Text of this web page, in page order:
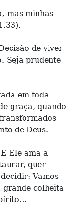
mas minhas
de viver
Seja prudente
em toda
graça, quando
de Deus.
Ele ama a
quer
Vamos
grande colheita